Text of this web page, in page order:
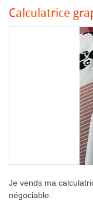
Calculatrice
Je vends ma
négociable.